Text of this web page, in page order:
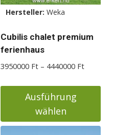
Hersteller: Weka
Cubilis chalet premium
ferienhaus
3950000 Ft – 4440000 Ft
bis
Ausführung
wählen
Dieses